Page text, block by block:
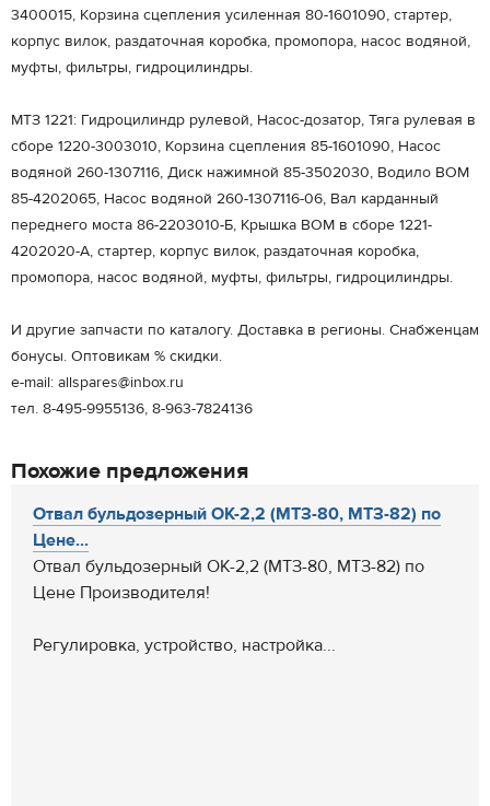
3400015, Корзина сцепления усиленная 80-1601090, стартер,
корпус вилок, раздаточная коробка, промопора, насос водяной,
муфты, фильтры, гидроцилиндры.
МТЗ 1221: Гидроцилиндр рулевой, Насос-дозатор, Тяга рулевая в
сборе 1220-3003010, Корзина сцепления 85-1601090, Насос
водяной 260-1307116, Диск нажимной 85-3502030, Водило ВОМ
85-4202065, Насос водяной 260-1307116-06, Вал карданный
переднего моста 86-2203010-Б, Крышка ВОМ в сборе 1221-
4202020-А, стартер, корпус вилок, раздаточная коробка,
промопора, насос водяной, муфты, фильтры, гидроцилиндры.
И другие запчасти по каталогу. Доставка в регионы. Снабженцам
бонусы. Оптовикам % скидки.
e-mail: allspares@inbox.ru
тел. 8-495-9955136, 8-963-7824136
Похожие предложения
Отвал бульдозерный ОК-2,2 (МТЗ-80, МТЗ-82) по
Цене...
Отвал бульдозерный ОК-2,2 (МТЗ-80, МТЗ-82) по
Цене Производителя!
Регулировка, устройство, настройка...